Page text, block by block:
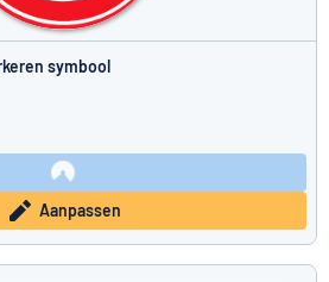
symbool
Aanpassen